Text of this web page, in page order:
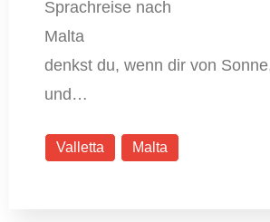
Sprachreise nach
Malta
denkst du, wenn dir von
und…
Valletta Malta